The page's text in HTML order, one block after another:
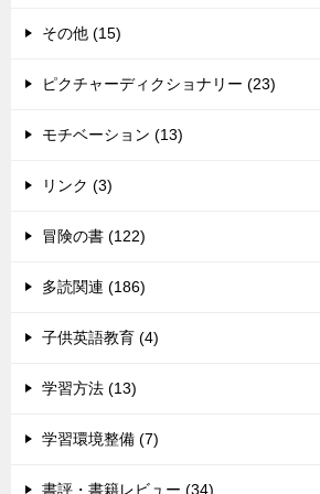
その他 (15)
ピクチャーディクショナリー (23)
モチベーション (13)
リンク (3)
冒険の書 (122)
多読関連 (186)
子供英語教育 (4)
学習方法 (13)
学習環境整備 (7)
書評・書籍レビュー (34)